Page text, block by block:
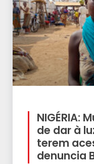
NIGÉRIA:
de dar à
terem
denuncia